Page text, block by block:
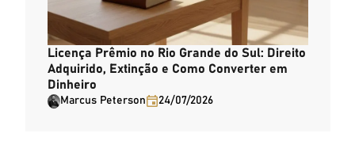
Licença Prêmio no Rio Grande do Sul: Direito
Adquirido, Extinção e Como Converter em
Dinheiro
Marcus Peterson 24/07/2026